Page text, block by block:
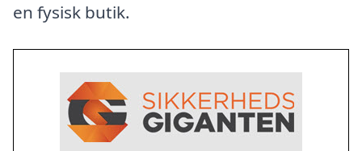
en fysisk butik.